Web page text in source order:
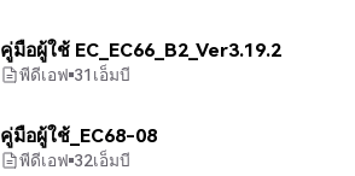
คู่มือผู้ใช้ EC_EC66_B2_Ver3.19.2
พีดีเอฟ 31เอ็มบี
คู่มือผู้ใช้_EC68-08
พีดีเอฟ 32เอ็มบี